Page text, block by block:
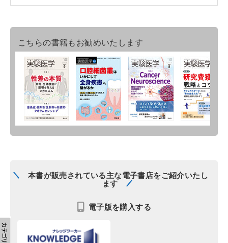
こちらの書籍もお勧めいたします
本書が販売されている主な電子書店をご紹介いたし
ます
電子版を購入する